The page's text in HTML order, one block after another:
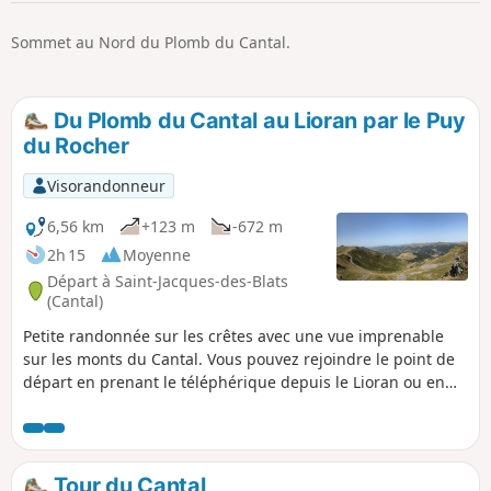
Sommet au Nord du Plomb du Cantal.
Du Plomb du Cantal au Lioran par le Puy
du Rocher
Visorandonneur
6,56 km
+123 m
-672 m
2h 15
Moyenne
Départ à Saint-Jacques-des-Blats
(Cantal)
Petite randonnée sur les crêtes avec une vue imprenable
sur les monts du Cantal. Vous pouvez rejoindre le point de
départ en prenant le téléphérique depuis le Lioran ou en
profité de la vue depuis le point culminant de ce beau
département, vous rejoindrez le Pas des Alpins en suivant
le chemin balisé GR®4/GR®400. Vous monterez alors sur le